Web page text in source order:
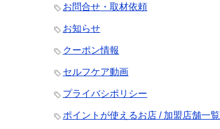
お問合せ・取材依頼
お知らせ
クーポン情報
セルフケア動画
プライバシポリシー
ポイントが使えるお店 / 加盟店舗一覧